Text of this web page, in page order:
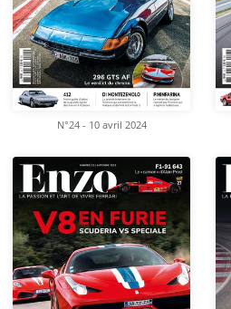
N°24 - 10 avril 2024